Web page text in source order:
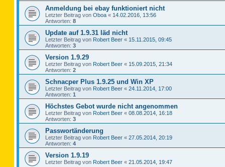
Anmeldung bei ebay funktioniert nicht
Letzter Beitrag von Oboa « 14.02.2016, 13:56
Antworten: 8
Update auf 1.9.31 läd nicht
Letzter Beitrag von Robert Beer « 15.11.2015, 09:45
Antworten: 3
Version 1.9.29
Letzter Beitrag von Robert Beer « 15.09.2015, 21:34
Antworten: 2
Schnacper Plus 1.9.25 und Win XP
Letzter Beitrag von Robert Beer « 24.11.2014, 17:00
Antworten: 1
Höchstes Gebot wurde nicht angenommen
Letzter Beitrag von Robert Beer « 08.08.2014, 16:18
Antworten: 3
Passwortänderung
Letzter Beitrag von Robert Beer « 27.05.2014, 20:19
Antworten: 4
Version 1.9.19
Letzter Beitrag von Robert Beer « 21.05.2014, 19:47